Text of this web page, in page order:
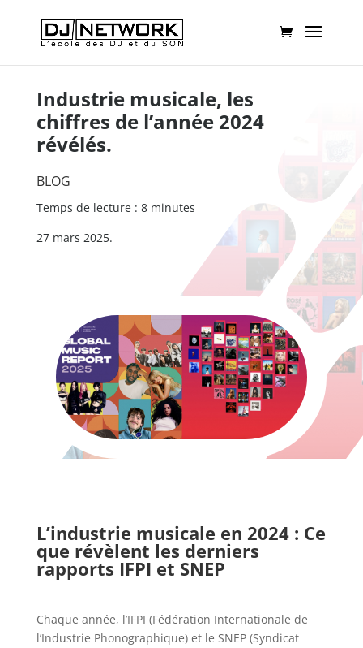
Industrie musicale, les
chiffres de l’année 2024
révélés.
BLOG
Temps de lecture : 8 minutes
27 mars 2025.
L’industrie musicale en 2024 : Ce
que révèlent les derniers
rapports IFPI et SNEP
Chaque année, l’IFPI (Fédération Internationale de
l’Industrie Phonographique) et le SNEP (Syndicat